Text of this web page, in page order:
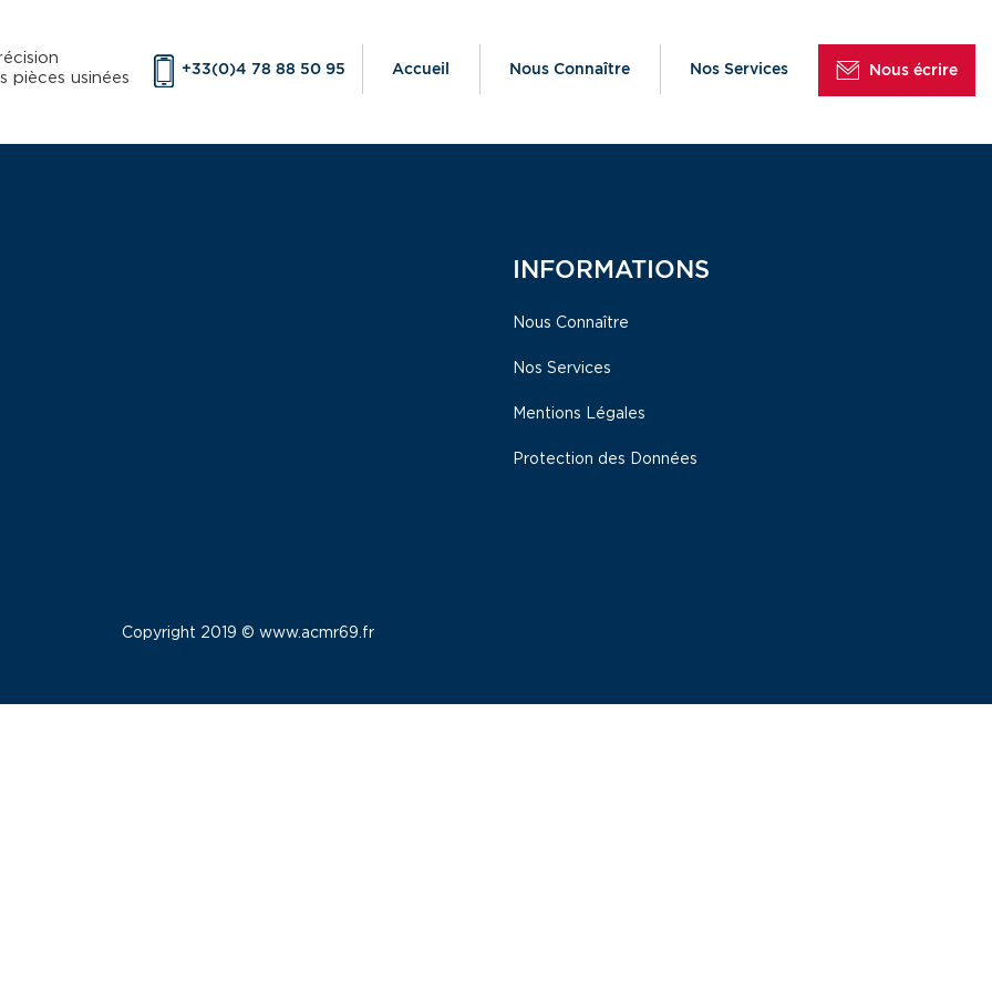
pièces usinées
+33(0)4 78 88 50 95 Accueil Nous Connaître Nos Services Nous écrire
INFORMATIONS
Nous Connaître
Nos Services
Mentions Légales
Protection des Données
Copyright 2019 © www.acmr69.fr